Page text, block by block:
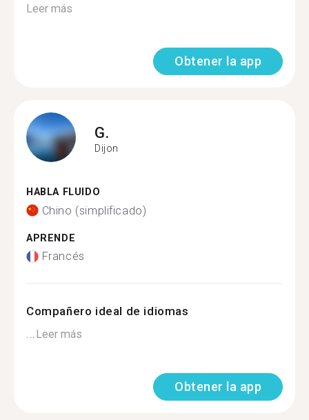
Leer más
Obtener la app
G.
Dijon
HABLA FLUIDO
Chino (simplificado)
APRENDE
Francés
Compañero ideal de idiomas
...Leer más
Obtener la app